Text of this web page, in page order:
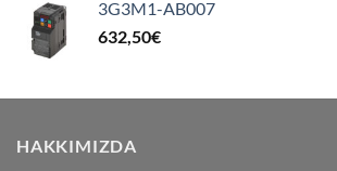
3G3M1-AB007
632,50€
HAKKIMIZDA